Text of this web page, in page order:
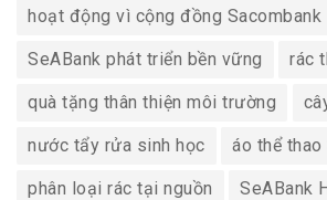
hoạt động vì cộng đồng Sacombank
SeABank phát triển bền vững rác
quà tặng thân thiện môi trường
nước tẩy rửa sinh học áo thể thao
phân loại rác tại nguồn SeABank